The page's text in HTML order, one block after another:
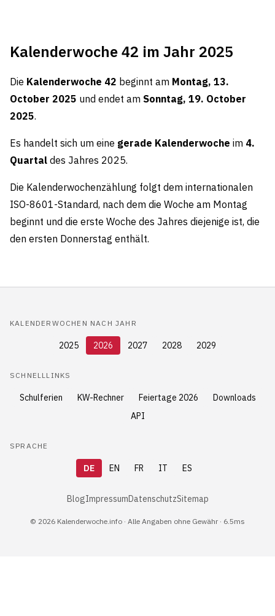
Kalenderwoche 42 im Jahr 2025
Die Kalenderwoche 42 beginnt am Montag, 13.
October 2025 und endet am Sonntag, 19. October
2025.
Es handelt sich um eine gerade Kalenderwoche im 4.
Quartal des Jahres 2025.
Die Kalenderwochenzählung folgt dem internationalen
ISO-8601-Standard, nach dem die Woche am Montag
beginnt und die erste Woche des Jahres diejenige ist, die
den ersten Donnerstag enthält.
KALENDERWOCHEN NACH JAHR
2025 2026 2027 2028 2029
SCHNELLLINKS
Schulferien KW-Rechner Feiertage 2026
Downloads
API
SPRACHE
DE EN FR IT ES
BlogImpressumDatenschutzSitemap
© 2026 Kalenderwoche.info · Alle Angaben ohne Gewähr · 6.5ms